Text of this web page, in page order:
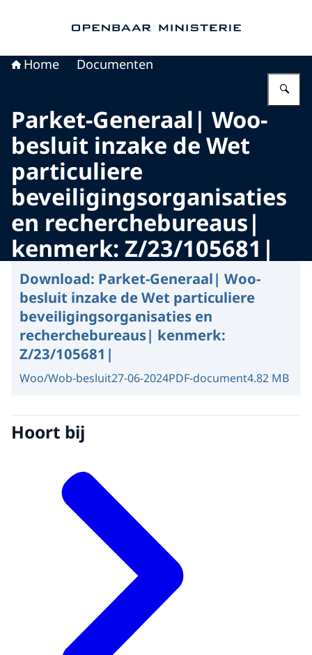
Home Documenten
Parket-Generaal| Woo-
besluit inzake de Wet
particuliere
beveiligingsorganisaties
en recherchebureaus|
kenmerk: Z/23/105681|
Download: Parket-Generaal| Woo-
besluit inzake de Wet particuliere
beveiligingsorganisaties en
recherchebureaus| kenmerk:
Z/23/105681|
Woo/Wob-besluit27-06-2024PDF-document4.82 MB
Hoort bij